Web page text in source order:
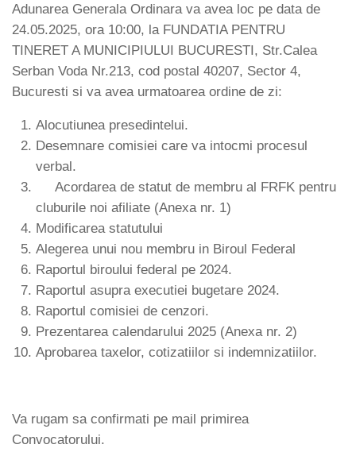
Adunarea Generala Ordinara va avea loc pe data de
24.05.2025, ora 10:00, la FUNDATIA PENTRU
TINERET A MUNICIPIULUI BUCURESTI, Str.Calea
Serban Voda Nr.213, cod postal 40207, Sector 4,
Bucuresti si va avea urmatoarea ordine de zi:
Alocutiunea presedintelui.
Desemnare comisiei care va intocmi procesul
verbal.
Acordarea de statut de membru al FRFK pentru
cluburile noi afiliate (Anexa nr. 1)
Modificarea statutului
Alegerea unui nou membru in Biroul Federal
Raportul biroului federal pe 2024.
Raportul asupra executiei bugetare 2024.
Raportul comisiei de cenzori.
Prezentarea calendarului 2025 (Anexa nr. 2)
Aprobarea taxelor, cotizatiilor si indemnizatiilor.
Va rugam sa confirmati pe mail primirea
Convocatorului.